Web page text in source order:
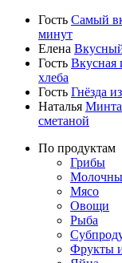
Гость Самый
минут
Елена
Гость Вкусная
хлеба
Гость Гнёзда
Наталья
сметаной
По продуктам
Грибы
Мясо
Овощи
Рыба
Фрукты